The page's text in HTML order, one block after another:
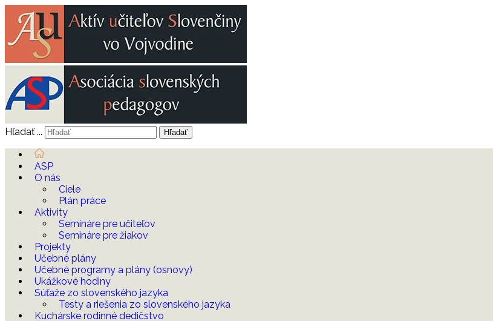
Hľadať ... Hľadať
ASP
O nás
Ciele
Plán práce
Aktivity
Semináre pre učiteľov
Semináre pre žiakov
Projekty
Učebné plány
Učebné programy a plány (osnovy)
Ukážkové hodiny
Súťaže zo slovenského jazyka
Testy a riešenia zo slovenského jazyka
Kuchárske rodinné dedičstvo